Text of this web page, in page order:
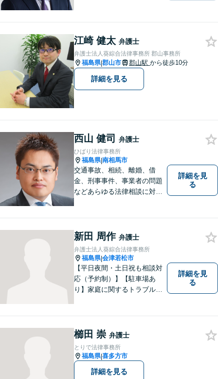
す。お困りの方はまずはご相
談ください。
江崎 健太 弁護士
弁護士法人葵綜合法律事務所 郡山事務所
福島県|郡山市 郡山駅 から徒歩10分
詳細を見る
西山 健司 弁護士
ひばり法律事務所
福島県|南相馬市
交通事故、相続、離婚、借
金、刑事事件、事業者の問題
などあらゆる法律相談に対応
ごとがありましたら、まずは
ご相談ください。
詳細を見
る
新田 周作 弁護士
弁護士法人葵綜合法律事務所
福島県|会津若松市
【平日夜間・土日祝も相談対
応（予約制）】【駐車場あ
り】家庭に関するトラブルか
詳細を見
る
櫛田 崇 弁護士
とりで法律事務所
福島県|喜多方市
詳細を見る